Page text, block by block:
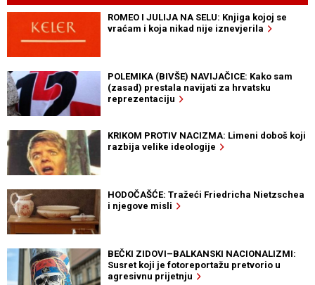
ROMEO I JULIJA NA SELU: Knjiga kojoj se
vraćam i koja nikad nije iznevjerila
POLEMIKA (BIVŠE) NAVIJAČICE: Kako sam
(zasad) prestala navijati za hrvatsku
reprezentaciju
KRIKOM PROTIV NACIZMA: Limeni doboš koji
razbija velike ideologije
HODOČAŠĆE: Tražeći Friedricha Nietzschea
i njegove misli
BEČKI ZIDOVI–BALKANSKI NACIONALIZMI:
Susret koji je fotoreportažu pretvorio u
agresivnu prijetnju